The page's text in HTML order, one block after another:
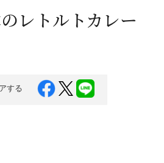
レトルトカレー
する